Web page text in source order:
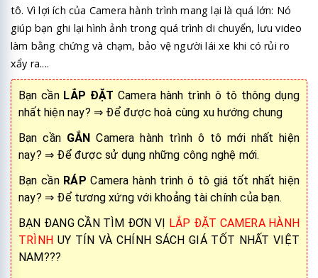
tô. Vì lợi ích của Camera hành trình mang lại là quá lớn: Nó
giúp bạn ghi lại hình ảnh trong quá trình di chuyển, lưu video
làm bằng chứng và chạm, bảo vệ người lái xe khi có rủi ro
xẩy ra....
Bạn cần LẮP ĐẶT Camera hành trình ô tô thông dụng
nhất hiện nay? ⇒ Để được hoà cùng xu hướng chung
Bạn cần GẮN Camera hành trình ô tô mới nhất hiện
nay? ⇒ Để được sử dụng những công nghệ mới.
Bạn cần RÁP Camera hành trình ô tô giá tốt nhất hiện
nay? ⇒ Để tương xứng với khoảng tài chính của bạn.
BẠN ĐANG CẦN TÌM ĐƠN VỊ LẮP ĐẶT CAMERA HÀNH
TRÌNH UY TÍN VÀ CHÍNH SÁCH GIÁ TỐT NHẤT VIỆT
NAM???